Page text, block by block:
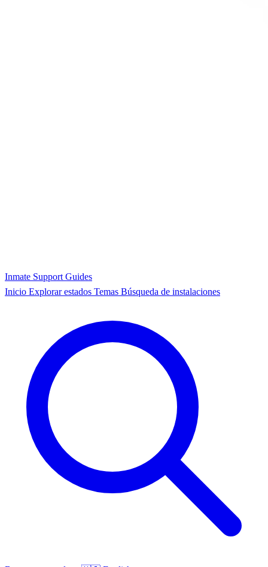
Inmate Support Guides
Inicio Explorar estados Temas Búsqueda de instalaciones